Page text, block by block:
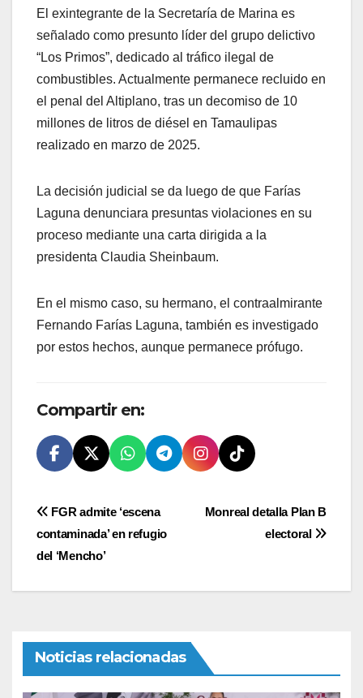
El exintegrante de la Secretaría de Marina es
señalado como presunto líder del grupo delictivo
“Los Primos”, dedicado al tráfico ilegal de
combustibles. Actualmente permanece recluido en
el penal del Altiplano, tras un decomiso de 10
millones de litros de diésel en Tamaulipas
realizado en marzo de 2025.
La decisión judicial se da luego de que Farías
Laguna denunciara presuntas violaciones en su
proceso mediante una carta dirigida a la
presidenta Claudia Sheinbaum.
En el mismo caso, su hermano, el contraalmirante
Fernando Farías Laguna, también es investigado
por estos hechos, aunque permanece prófugo.
Compartir en:
Navegación
de
entradas
Monreal detalla Plan B
electoral
FGR admite ‘escena
contaminada’ en refugio
del ‘Mencho’
Noticias relacionadas